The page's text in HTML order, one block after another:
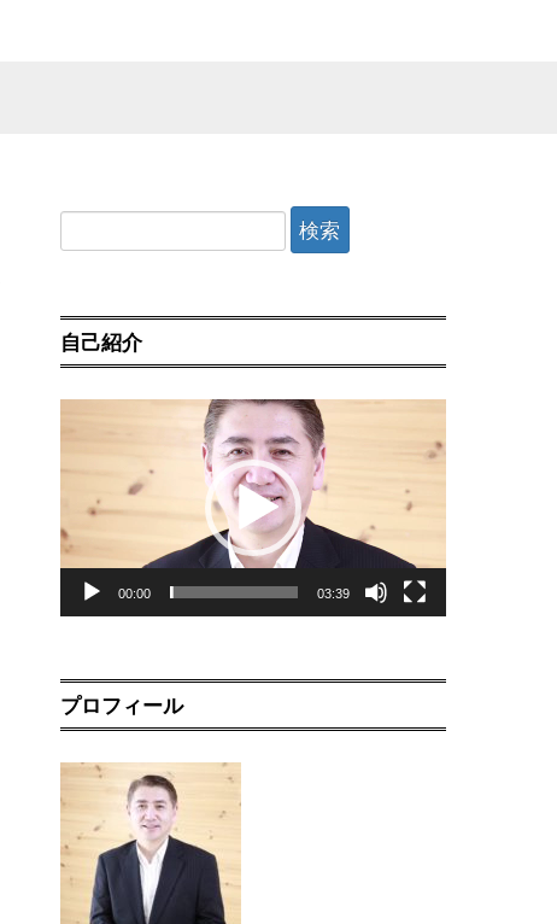
検
索:
自己紹介
動
レ
ー
00:00 03:39
プロフィール